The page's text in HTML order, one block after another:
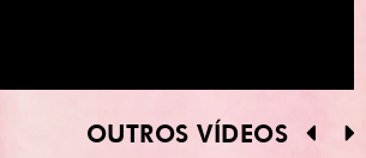
OUTROS VÍDEOS